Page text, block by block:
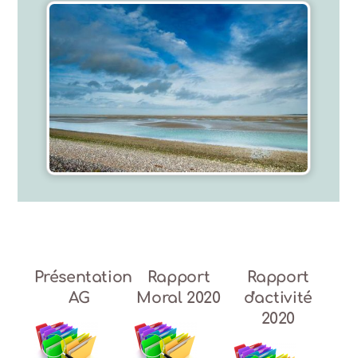
Présentation
AG
Rapport
Moral 2020
Rapport
d'activité
2020